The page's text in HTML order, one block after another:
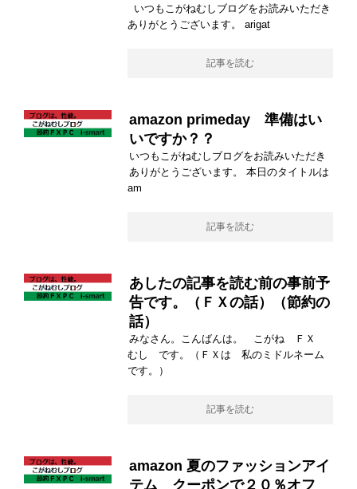
いつもこがねむしブログをお読みいただき
ありがとうございます。 arigat
記事を読む
amazon primeday 準備はい
いですか？？
いつもこがねむしブログをお読みいただき
ありがとうございます。 本日のタイトルは
am
記事を読む
あしたの記事を読む前の事前予
告です。（ＦＸの話）（節約の
話）
みなさん。こんばんは。 こがね ＦＸ
むし です。（ＦＸは 私のミドルネーム
です。）
記事を読む
amazon 夏のファッションアイ
テム クーポンで２０％オフ